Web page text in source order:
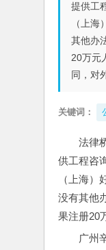
提供工
（上
其他办
20万元
同，对
关键词：
法律
供工程咨
（上海
没有其他
果注册20
广州